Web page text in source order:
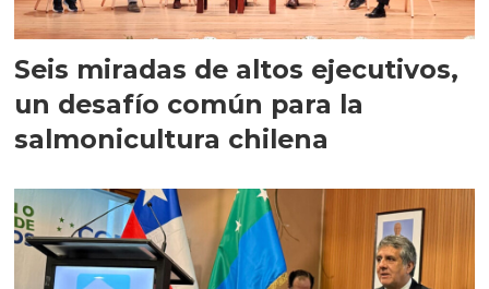
Seis miradas de altos ejecutivos,
un desafío común para la
salmonicultura chilena